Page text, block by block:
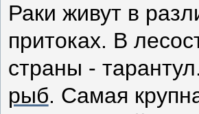
Раки живут в
притоках. В
страны -
рыб. Самая